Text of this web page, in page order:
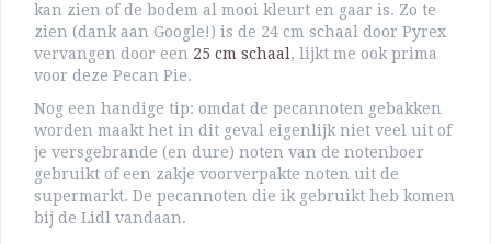
kan zien of de bodem al mooi kleurt en gaar is. Zo te
zien (dank aan Google!) is de 24 cm schaal door Pyrex
vervangen door een 25 cm schaal , lijkt me ook prima
voor deze Pecan Pie.
Nog een handige tip: omdat de pecannoten gebakken
worden maakt het in dit geval eigenlijk niet veel uit of
je versgebrande (en dure) noten van de notenboer
gebruikt of een zakje voorverpakte noten uit de
supermarkt. De pecannoten die ik gebruikt heb komen
bij de Lidl vandaan.